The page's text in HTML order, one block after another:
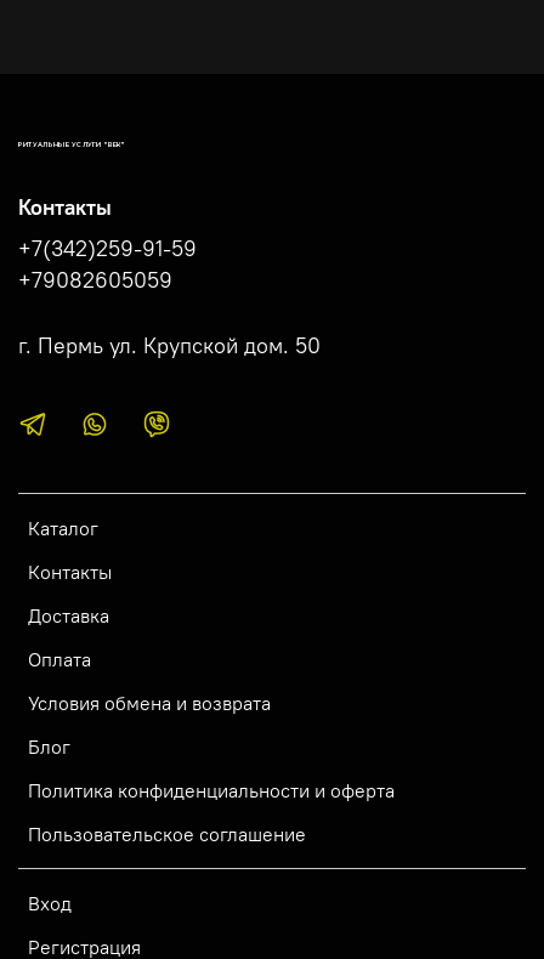
РИТУАЛЬНЫЕ УСЛУГИ "ВЕК"
Каталог
Контакты
Доставка
Оплата
Условия обмена и возврата
Блог
Политика конфиденциальности и оферта
Пользовательское соглашение
Вход
Регистрация
Контакты
+7(342)259-91-59
+79082605059
г. Пермь ул. Крупской дом. 50